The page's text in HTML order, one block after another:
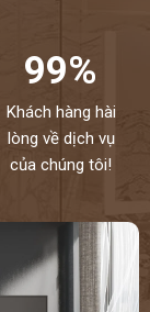
99%
Khách hàng hài
lòng về dịch vụ
của chúng tôi!